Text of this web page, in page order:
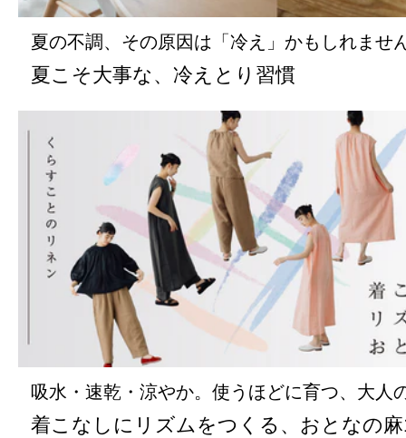
夏の不調、その原因は「冷え」かもしれませ
夏こそ大事な、冷えとり習慣
吸水・速乾・涼やか。使うほどに育つ、大人
着こなしにリズムをつくる、おとなの